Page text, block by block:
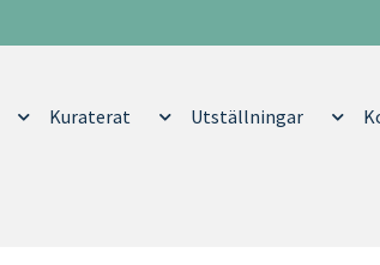
Kuraterat Utställningar